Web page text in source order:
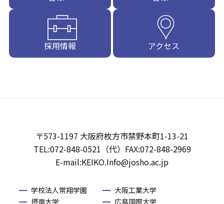
採用情報 アクセス
〒573-1197 大阪府枚方市禁野本町1-13-21
TEL:072-848-0521（代）FAX:072-848-2969
E-mail:KEIKO.Info@josho.ac.jp
学校法人常翔学園
大阪工業大学
摂南大学
広島国際大学